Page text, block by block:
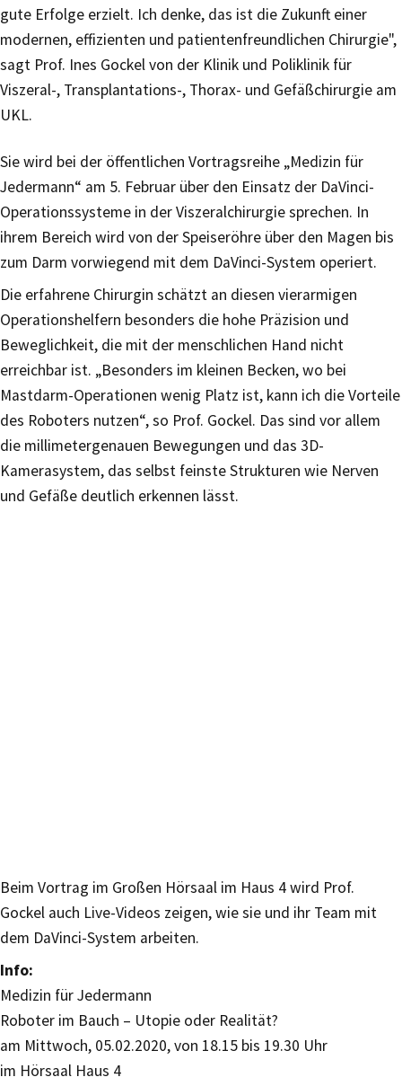
gute Erfolge erzielt. Ich denke, das ist die Zukunft einer
modernen, effizienten und patientenfreundlichen Chirurgie",
sagt Prof. Ines Gockel von der Klinik und Poliklinik für
Viszeral-, Transplantations-, Thorax- und Gefäßchirurgie am
UKL.
Sie wird bei der öffentlichen Vortragsreihe „Medizin für
Jedermann“ am 5. Februar über den Einsatz der DaVinci-
Operationssysteme in der Viszeralchirurgie sprechen. In
ihrem Bereich wird von der Speiseröhre über den Magen bis
zum Darm vorwiegend mit dem DaVinci-System operiert.
Die erfahrene Chirurgin schätzt an diesen vierarmigen
Operationshelfern besonders die hohe Präzision und
Beweglichkeit, die mit der menschlichen Hand nicht
erreichbar ist. „Besonders im kleinen Becken, wo bei
Mastdarm-Operationen wenig Platz ist, kann ich die Vorteile
des Roboters nutzen“, so Prof. Gockel. Das sind vor allem
die millimetergenauen Bewegungen und das 3D-
Kamerasystem, das selbst feinste Strukturen wie Nerven
und Gefäße deutlich erkennen lässt.
Beim Vortrag im Großen Hörsaal im Haus 4 wird Prof.
Gockel auch Live-Videos zeigen, wie sie und ihr Team mit
dem DaVinci-System arbeiten.
Info:
Medizin für Jedermann
Roboter im Bauch – Utopie oder Realität?
am Mittwoch, 05.02.2020, von 18.15 bis 19.30 Uhr
im Hörsaal Haus 4